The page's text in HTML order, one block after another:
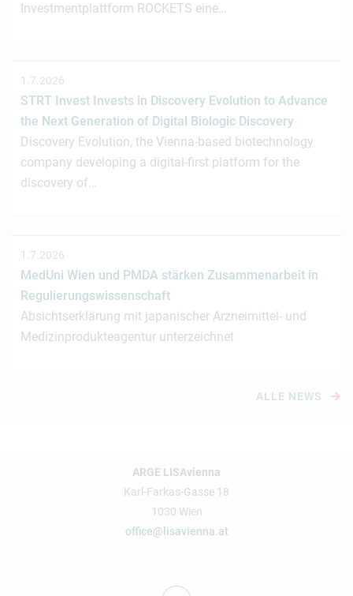
Investmentplattform ROCKETS eine…
1.7.2026
STRT Invest Invests in Discovery Evolution to Advance
the Next Generation of Digital Biologic Discovery
Discovery Evolution, the Vienna-based biotechnology
company developing a digital-first platform for the
discovery of…
1.7.2026
MedUni Wien und PMDA stärken Zusammenarbeit in
Regulierungswissenschaft
Absichtserklärung mit japanischer Arzneimittel- und
Medizinprodukteagentur unterzeichnet
ALLE NEWS
ARGE LISAvienna
Karl-Farkas-Gasse 18
1030 Wien
office@lisavienna.at